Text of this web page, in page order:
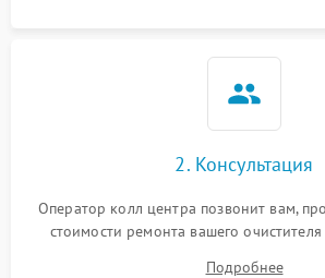
2. Консультация
Оператор колл центра позвонит вам,
стоимости ремонта вашего
Подробнее